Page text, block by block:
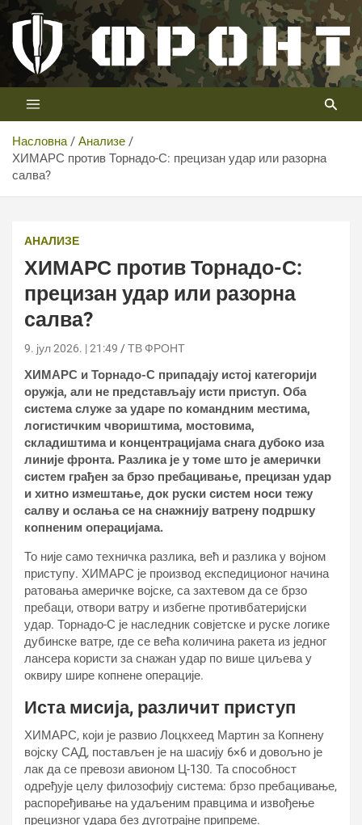
Скип
цонтент
Телевизија ФРОНТ
Први војни канал у Србији
Насловна
Анализе
ХИМАРС против Торнадо-С: прецизан удар или разорна
салва?
АНАЛИЗЕ
ХИМАРС против Торнадо-С:
прецизан удар или разорна
салва?
9. јул 2026. | 21:49 ТВ ФРОНТ
ХИМАРС и Торнадо-С припадају истој категорији
оружја, али не представљају исти приступ. Оба
система служе за ударе по командним местима,
логистичким чвориштима, мостовима,
складиштима и концентрацијама снага дубоко иза
линије фронта. Разлика је у томе што је амерички
систем грађен за брзо пребацивање, прецизан удар
и хитно измештање, док руски систем носи тежу
салву и ослања се на снажнију ватрену подршку
копненим операцијама.
То није само техничка разлика, већ и разлика у војном
приступу. ХИМАРС је производ експедиционог начина
ратовања америчке војске, са захтевом да се брзо
пребаци, отвори ватру и избегне противбатеријски
удар. Торнадо-С је наследник совјетске и руске логике
дубинске ватре, где се већа количина ракета из једног
лансера користи за снажан удар по више циљева у
оквиру шире копнене операције.
Иста мисија, различит приступ
ХИМАРС, који је развио Лоцкхеед Мартин за Копнену
војску САД, постављен је на шасију 6×6 и довољно је
лак да се превози авионом Ц-130. Та способност
одређује целу филозофију система: брзо пребацивање,
распоређивање на удаљеним правцима и извођење
прецизног удара без дуготрајне припреме.